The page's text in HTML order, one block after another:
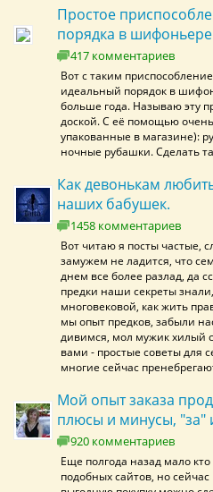
Простое
порядка в шифоньере
417 комментариев
Вот с таким
идеальный порядок в
больше года. Называю эту
доской. С её помощью очень
упакованные в магазине):
ночные рубашки. Сделать
Как девонькам
наших бабушек.
1458 комментариев
Вот читаю я посты частые,
замужем не ладится, что
днем все более разлад, да
предки наши секреты
многовековой, как жить
мы опыт предков, забыли
дивимся, мол мужик хилый
вами - простые советы для
многие сейчас
Мой опыт заказа
плюсы и минусы, "за"
920 комментариев
Еще полгода назад мало
подобных сайтов, но